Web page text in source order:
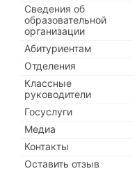
Сведения об
образовательной
организации
Абитуриентам
Отделения
Классные
руководители
Госуслуги
Медиа
Контакты
Оставить отзыв